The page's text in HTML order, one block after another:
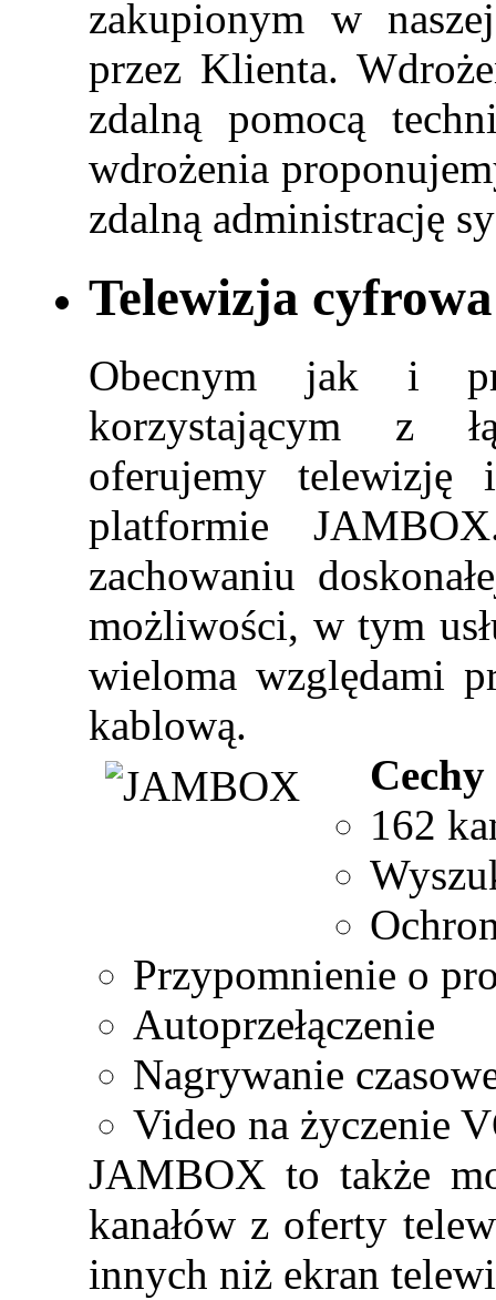
zakupionym w
przez Klienta.
zdalną pomocą
wdrożenia
zdalną administrację
Telewizja
Obecnym jak i
korzystającym z
oferujemy telewizję
platformie
zachowaniu
możliwości, w tym
wieloma względami
kablową.
162
Przypomnienie o
Autoprzełączenie
Nagrywanie
Video na życzenie
JAMBOX to także
kanałów z oferty
innych niż ekran